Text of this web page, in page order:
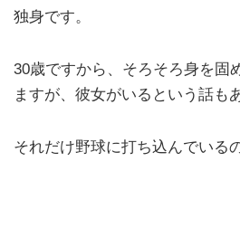
独身です。
30歳ですから、そろそろ身を固
ますが、彼女がいるという話も
それだけ野球に打ち込んでいる